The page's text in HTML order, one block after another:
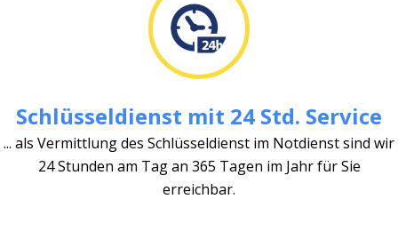
Schlüsseldienst mit 24 Std. Service
... als Vermittlung des Schlüsseldienst im Notdienst sind wir
24 Stunden am Tag an 365 Tagen im Jahr für Sie
erreichbar.